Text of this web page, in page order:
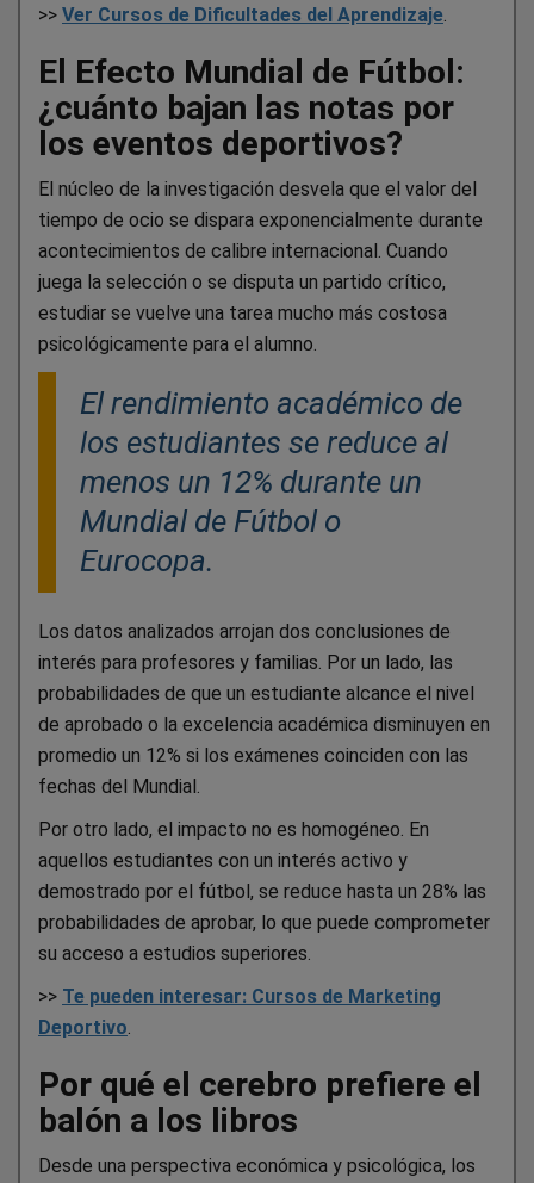
>> Ver Cursos de Dificultades del Aprendizaje.
El Efecto Mundial de Fútbol:
¿cuánto bajan las notas por
los eventos deportivos?
El núcleo de la investigación desvela que el valor del
tiempo de ocio se dispara exponencialmente durante
acontecimientos de calibre internacional. Cuando
juega la selección o se disputa un partido crítico,
estudiar se vuelve una tarea mucho más costosa
psicológicamente para el alumno.
El rendimiento académico de
los estudiantes se reduce al
menos un 12% durante un
Mundial de Fútbol o
Eurocopa.
Los datos analizados arrojan dos conclusiones de
interés para profesores y familias. Por un lado, las
probabilidades de que un estudiante alcance el nivel
de aprobado o la excelencia académica disminuyen en
promedio un 12% si los exámenes coinciden con las
fechas del Mundial.
Por otro lado, el impacto no es homogéneo. En
aquellos estudiantes con un interés activo y
demostrado por el fútbol, se reduce hasta un 28% las
probabilidades de aprobar, lo que puede comprometer
su acceso a estudios superiores.
>> Te pueden interesar: Cursos de Marketing
Deportivo.
Por qué el cerebro prefiere el
balón a los libros
Desde una perspectiva económica y psicológica, los